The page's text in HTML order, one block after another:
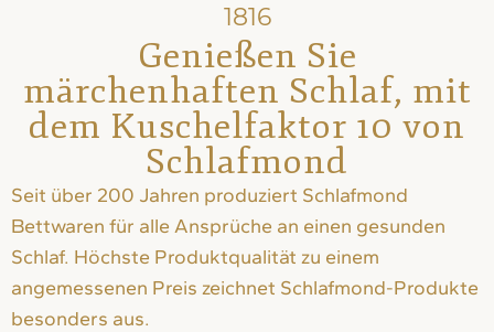
1816
Genießen Sie
märchenhaften Schlaf, mit
dem Kuschelfaktor 10 von
Schlafmond
Seit über 200 Jahren produziert Schlafmond
Bettwaren für alle Ansprüche an einen gesunden
Schlaf. Höchste Produktqualität zu einem
angemessenen Preis zeichnet Schlafmond-Produkte
besonders aus.